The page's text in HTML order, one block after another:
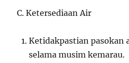
C. Ketersediaan Air
Ketidakpastian pasokan
selama musim kemarau.